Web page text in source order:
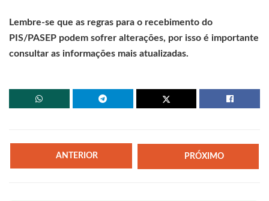
Lembre-se que as regras para o recebimento do
PIS/PASEP podem sofrer alterações, por isso é importante
consultar as informações mais atualizadas.
ANTERIOR PRÓXIMO